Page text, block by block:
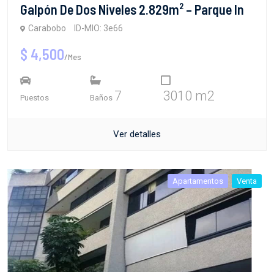
Galpón De Dos Niveles 2.829m² – Parque In
Carabobo ID-MIO: 3e66
$ 4,500/Mes
Puestos Baños 7 3010 m2
Ver detalles
Apartamentos Venta